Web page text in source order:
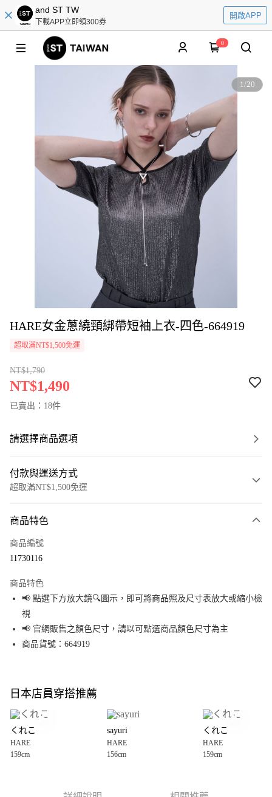
and ST TW
下載APP立即領300券
開啟APP
0
1/20
HARE女金蔥繞頸綁帶短袖上衣-四色-664919
超取滿NT$1,500免運
NT$1,790
NT$1,490
已賣出：18件
請選擇商品選項
付款與運送方式
超取滿NT$1,500免運
信用卡一次付款
Apple Pay
街口支付
悠遊付
全盈+PAY
大哥付你分期
【大哥付你分期使用說明】
1.本服務由台灣大哥大提供，台灣大哥大用戶可立即使用無須另外申請。
2.付款方式選擇「大哥付你分期」，訂單成立後會自動跳轉到大哥付的交易
3.實際核准額度、可分期數及費用金額請依後續交易確認頁面所載為準。
AFTEE先享後付
商品特色
商品編號
11730116
商品特色
📢 點選下方放大鏡🔍圖示，即可將商品照及尺寸表放大或縮小檢
視
📢 官網販售之顏色尺寸，請以可點選商品顏色尺寸為主
商品貨號：664919
日本店員穿搭推薦
くれこ
HARE
159cm
sayuri
HARE
156cm
くれこ
HARE
159cm